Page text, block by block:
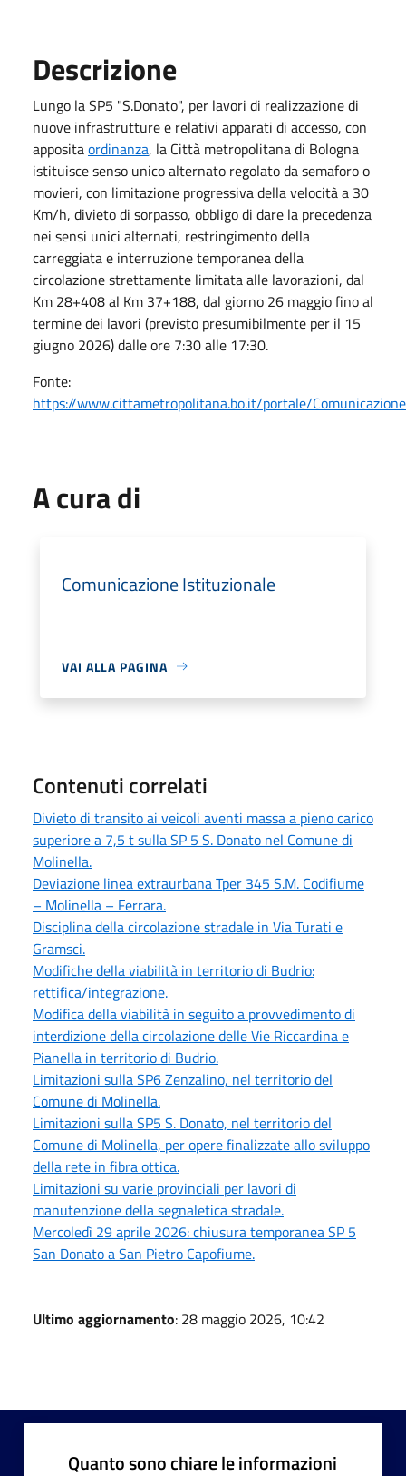
Descrizione
Lungo la SP5 "S.Donato", per lavori di realizzazione di
nuove infrastrutture e relativi apparati di accesso, con
appositaordinanza, la Città metropolitana di Bologna
istituisce senso unico alternato regolato da semaforo o
movieri, con limitazione progressiva della velocità a 30
Km/h, divieto di sorpasso, obbligo di dare la precedenza
nei sensi unici alternati, restringimento della
carreggiata e interruzione temporanea della
circolazione strettamente limitata alle lavorazioni, dal
Km 28+408 al Km 37+188, dal giorno 26 maggio fino al
termine dei lavori (previsto presumibilmente per il 15
giugno 2026) dalle ore 7:30 alle 17:30.
Fonte:
https://www.cittametropolitana.bo.it/portale/
A cura di
Comunicazione Istituzionale
VAI ALLA PAGINA
Contenuti correlati
Divieto di transito ai veicoli aventi massa a pieno carico
superiore a 7,5 t sulla SP 5 S. Donato nel Comune di
Molinella.
Deviazione linea extraurbana Tper 345 S.M. Codifiume
– Molinella – Ferrara.
Disciplina della circolazione stradale in Via Turati e
Gramsci.
Modifiche della viabilità in territorio di Budrio:
rettifica/integrazione.
Modifica della viabilità in seguito a provvedimento di
interdizione della circolazione delle Vie Riccardina e
Pianella in territorio di Budrio.
Limitazioni sulla SP6 Zenzalino, nel territorio del
Comune di Molinella.
Limitazioni sulla SP5 S. Donato, nel territorio del
Comune di Molinella, per opere finalizzate allo sviluppo
della rete in fibra ottica.
Limitazioni su varie provinciali per lavori di
manutenzione della segnaletica stradale.
Mercoledì 29 aprile 2026: chiusura temporanea SP 5
San Donato a San Pietro Capofiume.
Ultimo aggiornamento: 28 maggio 2026, 10:42
Quanto sono chiare le informazioni